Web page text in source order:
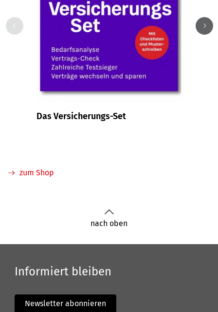
Das Versicherungs-Set
zum Shop
nach oben
Informiert bleiben
Newsletter abonnieren